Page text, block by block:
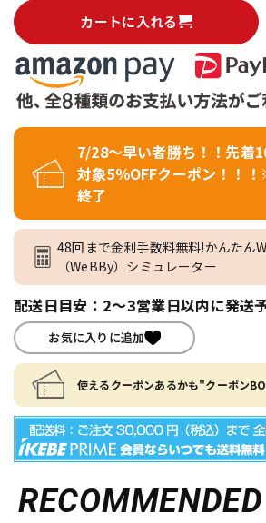
カートに入れる
7/28～早い者勝ち！！先着
対象5％OFFクーポン！！
終了
48回まで金利手数料無料!かんたん
（WeBBy）シミュレーター
配送日目安：2～3営業日以内に発送
お気に入りに追加
使えるクーポンあるかも"クーポン
RECOMMENDED